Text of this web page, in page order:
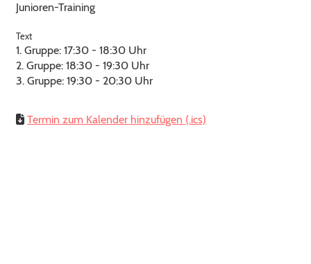
Junioren-Training
Text
1. Gruppe: 17:30 - 18:30 Uhr
2. Gruppe: 18:30 - 19:30 Uhr
3. Gruppe: 19:30 - 20:30 Uhr
Termin zum Kalender hinzufügen (.ics)